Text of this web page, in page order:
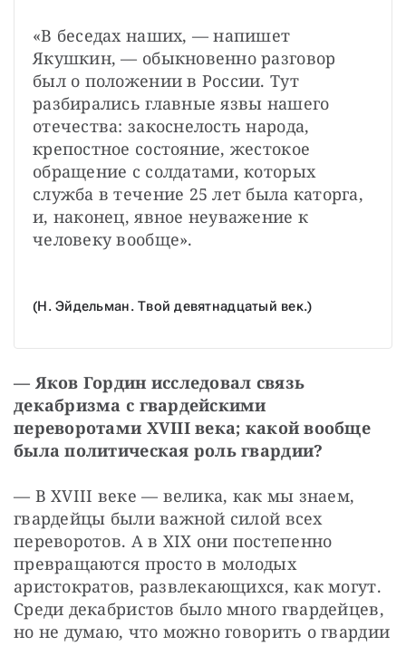
«В беседах наших, — напишет
Якушкин, — обыкновенно разговор
был о положении в России. Тут
разбирались главные язвы нашего
отечества: закоснелость народа,
крепостное состояние, жестокое
обращение с солдатами, которых
служба в течение 25 лет была каторга,
и, наконец, явное неуважение к
человеку вообще».
(Н. Эйдельман. Твой девятнадцатый век.)
— Яков Гордин исследовал связь
декабризма с гвардейскими
переворотами ХVIII века; какой вообще
была политическая роль гвардии?
— В ХVIII веке — велика, как мы знаем,
гвардейцы были важной силой всех
переворотов. А в ХIХ они постепенно
превращаются просто в молодых
аристократов, развлекающихся, как могут.
Среди декабристов было много гвардейцев,
но не думаю, что можно говорить о гвардии